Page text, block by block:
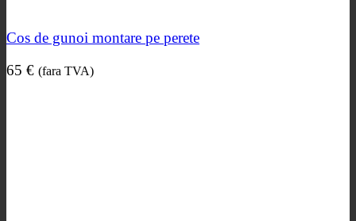
Cos de gunoi montare pe perete
65 € (fara TVA)